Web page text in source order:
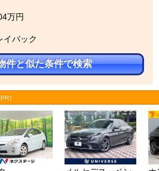
万円
イバック
件と似た条件で検索
PR］